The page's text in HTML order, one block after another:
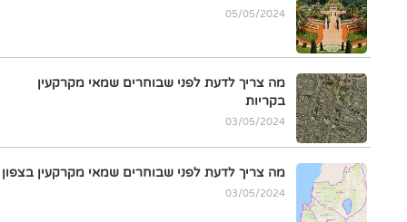
05/05/2024
מה צריך לדעת לפני שבוחרים שמאי מקרקעין
בקריות
03/05/2024
מה צריך לדעת לפני שבוחרים שמאי מקרקעין בצפון
03/05/2024